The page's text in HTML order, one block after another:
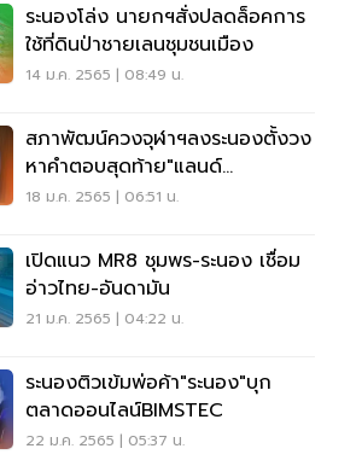
ระนองโล่ง นายกฯสั่งปลดล็อคการ
ใช้ที่ดินป่าชายเลนชุมชนเมือง
14 ม.ค. 2565 | 08:49 น.
สภาพัฒน์ควงจุฬาฯลงระนองตั้งวง
หาคำตอบสุดท้าย"แลนด์
บริดจ์"ข้าม2ฝั่งทะเล
18 ม.ค. 2565 | 06:51 น.
เปิดแนว MR8 ชุมพร-ระนอง เชื่อม
อ่าวไทย-อันดามัน
21 ม.ค. 2565 | 04:22 น.
ระนองติวเข้มพ่อค้า"ระนอง"บุก
ตลาดออนไลน์BIMSTEC
22 ม.ค. 2565 | 05:37 น.